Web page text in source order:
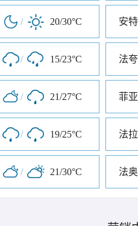
/ 20/30°C 安
/ 15/23°C 法
/ 21/27°C 菲
/ 19/25°C 法
/ 21/30°C 法